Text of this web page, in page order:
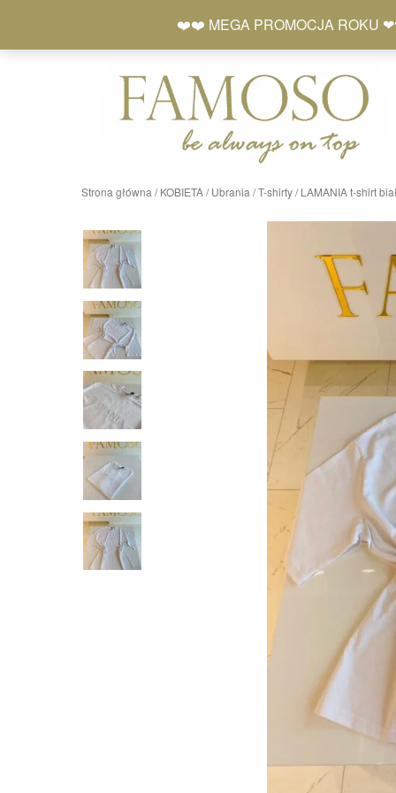
❤️❤️ MEGA PROMOCJA ROKU
content
+48 577 401 777
Strona główna /KOBIETA/Ubrania /T-shirty/ LAMANIA t-shirt